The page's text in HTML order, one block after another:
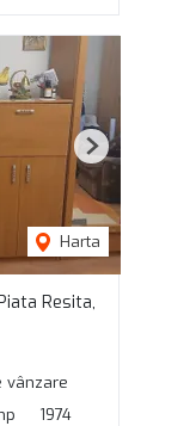
Harta
Next
Resita,
vânzare
1974